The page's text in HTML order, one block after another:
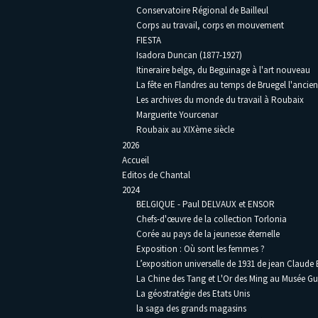
Conservatoire Régional de Bailleul
Corps au travail, corps en mouvement
FIESTA
Isadora Duncan (1877-1927)
Itineraire belge, du Beguinage à l'art nouveau
La fête en Flandres au temps de Bruegel l'ancien
Les archives du monde du travail à Roubaix
Marguerite Yourcenar
Roubaix au XIXème siècle
2026
Accueil
Editos de Chantal
2024
BELGIQUE - Paul DELVAUX et ENSOR
Chefs-d'œuvre de la collection Torlonia
Corée au pays de la jeunesse éternelle
Exposition : Où sont les femmes ?
L’exposition universelle de 1931 de jean Claude
La Chine des Tang et L'Or des Ming au Musée
La géostratégie des Etats Unis
la saga des grands magasins